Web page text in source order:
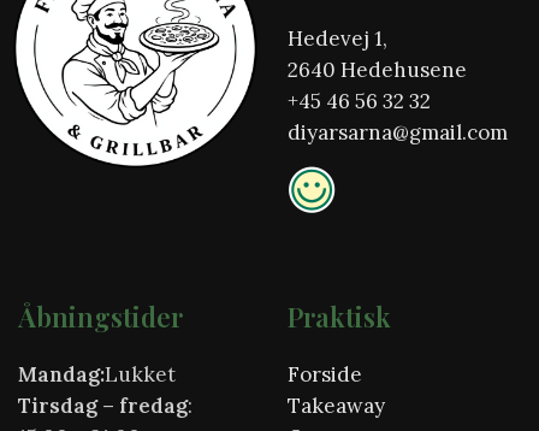
Hedevej 1,
2640 Hedehusene
+45 46 56 32 32
diyarsarna@gmail.com
Åbningstider
Mandag:Lukket
Tirsdag– fredag:
Praktisk
Forside
Takeaway